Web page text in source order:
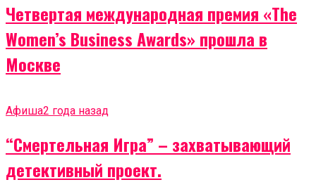
Четвертая международная премия «The
Women’s Business Awards» прошла в
Москве
Афиша2 года назад
“Смертельная Игра” – захватывающий
детективный проект.